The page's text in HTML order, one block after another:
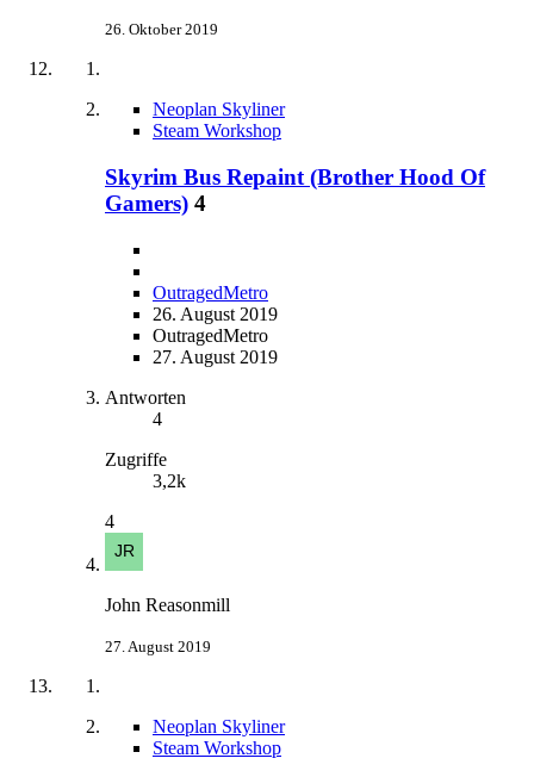
26. Oktober 2019
Neoplan Skyliner
Steam Workshop
Skyrim Bus Repaint (Brother Hood Of
Gamers) 4
OutragedMetro
26. August 2019
OutragedMetro
27. August 2019
Antworten
4
Zugriffe
3,2k
4
John Reasonmill
27. August 2019
Neoplan Skyliner
Steam Workshop